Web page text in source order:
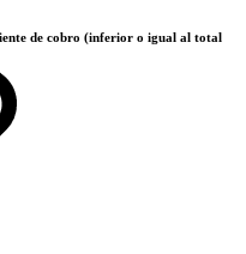
de cobro (inferior o igual al total